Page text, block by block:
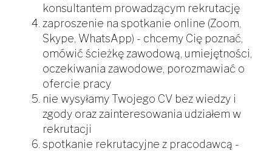
konsultantem prowadzącym rekrutację
zaproszenie na spotkanie online (Zoom,
Skype, WhatsApp) - chcemy Cię poznać,
omówić ścieżkę zawodową, umiejętności,
oczekiwania zawodowe, porozmawiać o
ofercie pracy
nie wysyłamy Twojego CV bez wiedzy i
zgody oraz zainteresowania udziałem w
rekrutacji
spotkanie rekrutacyjne z pracodawcą -